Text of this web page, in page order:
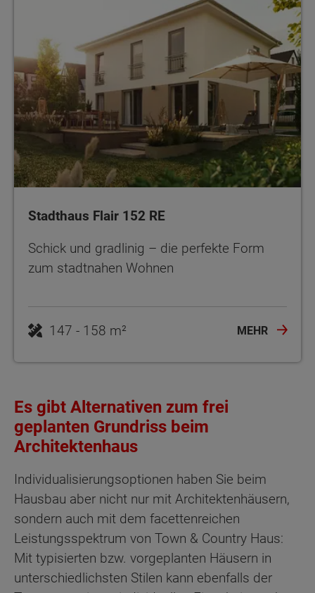
Stadthaus Flair 152 RE
Schick und gradlinig – die perfekte Form
zum stadtnahen Wohnen
MEHR
Es gibt Alternativen zum frei
geplanten Grundriss beim
Architektenhaus
Individualisierungsoptionen haben Sie beim
Hausbau aber nicht nur mit Architektenhäusern,
sondern auch mit dem facettenreichen
Leistungsspektrum von Town & Country Haus:
Mit typisierten bzw. vorgeplanten Häusern in
unterschiedlichsten Stilen kann ebenfalls der